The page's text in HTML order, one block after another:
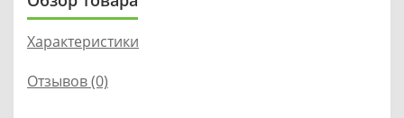
Характеристики
Отзывов (0)